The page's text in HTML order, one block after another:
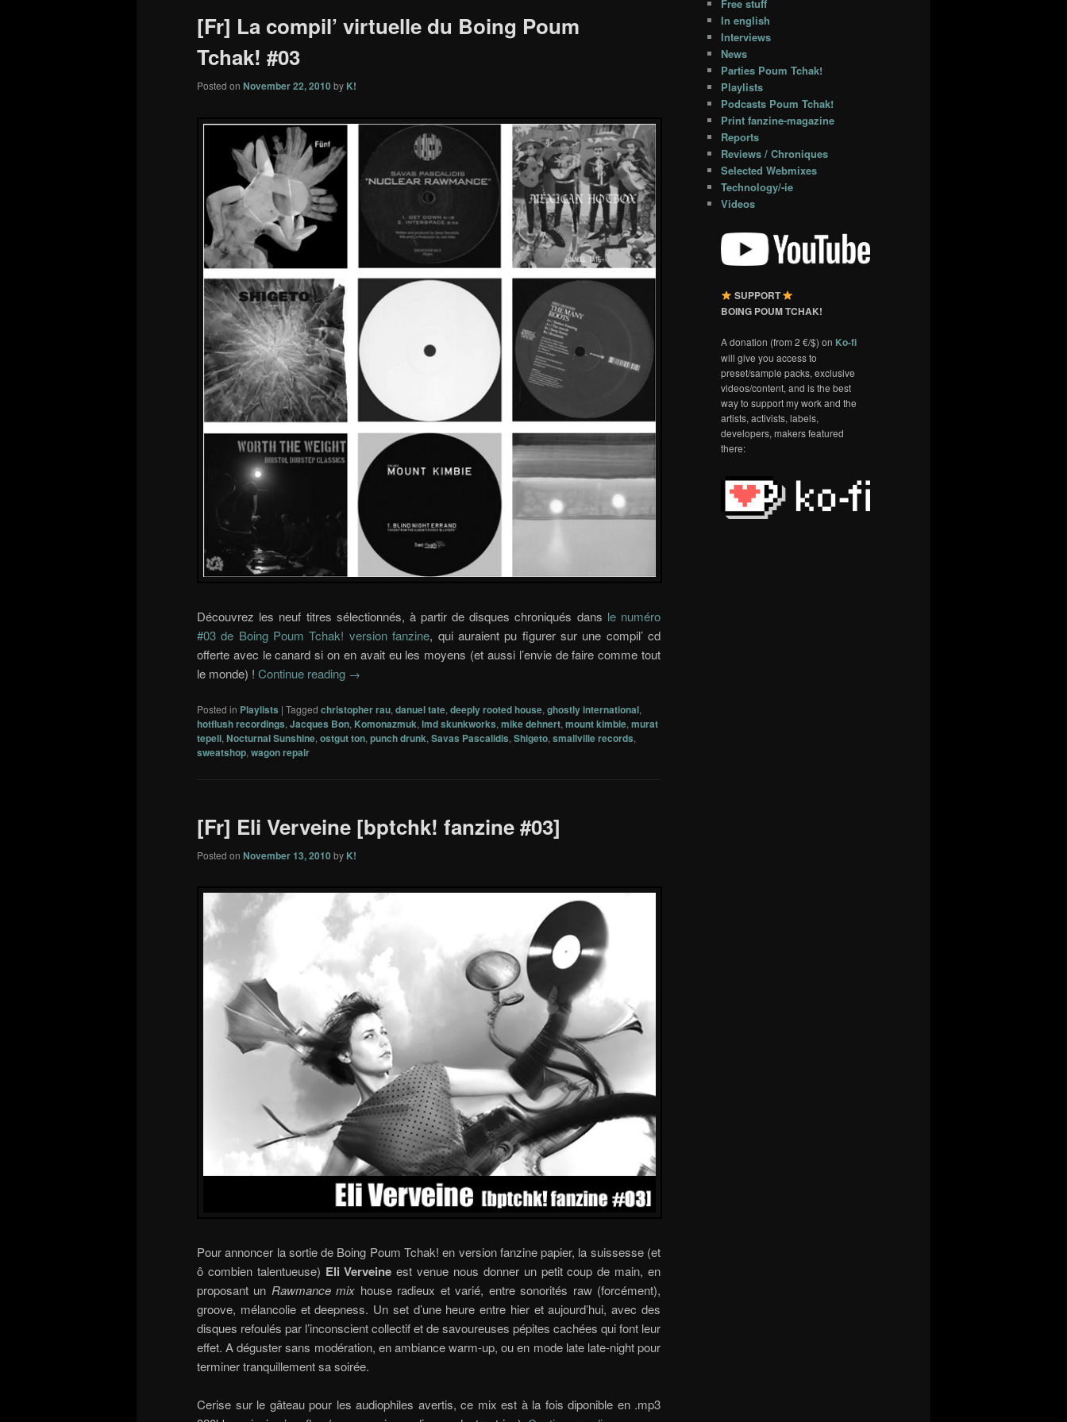
[Fr] La compil’ virtuelle du Boing Poum
Tchak! #03
Posted on November 22, 2010 by K!
Découvrez les neuf titres sélectionnés, à partir de disques chroniqués dans le numéro
#03 de Boing Poum Tchak! version fanzine, qui auraient pu figurer sur une compil’ cd
offerte avec le canard si on en avait eu les moyens (et aussi l’envie de faire comme tout
le monde) ! Continue reading →
Posted in Playlists | Tagged christopher rau, danuel tate, deeply rooted house, ghostly international,
hotflush recordings, Jacques Bon, Komonazmuk, lmd skunkworks, mike dehnert, mount kimbie, murat
tepeli, Nocturnal Sunshine, ostgut ton, punch drunk, Savas Pascalidis, Shigeto, smallville records,
sweatshop, wagon repair
[Fr] Eli Verveine [bptchk! fanzine #03]
Posted on November 13, 2010 by K!
Pour annoncer la sortie de Boing Poum Tchak! en version fanzine papier, la suissesse (et
ô combien talentueuse) Eli Verveine est venue nous donner un petit coup de main, en
proposant un Rawmance mix house radieux et varié, entre sonorités raw (forcément),
groove, mélancolie et deepness. Un set d’une heure entre hier et aujourd’hui, avec des
disques refoulés par l’inconscient collectif et de savoureuses pépites cachées qui font leur
effet. A déguster sans modération, en ambiance warm-up, ou en mode late late-night pour
terminer tranquillement sa soirée.
Cerise sur le gâteau pour les audiophiles avertis, ce mix est à la fois diponible en .mp3
Free stuff
In english
Interviews
News
Parties Poum Tchak!
Playlists
Podcasts Poum Tchak!
Print fanzine-magazine
Reports
Reviews / Chroniques
Selected Webmixes
Technology/-ie
Videos
SUPPORT
BOING POUM TCHAK!
A donation (from 2 €/$) on Ko-fi
will give you access to
preset/sample packs, exclusive
videos/content, and is the best
way to support my work and the
artists, activists, labels,
developers, makers featured
there: